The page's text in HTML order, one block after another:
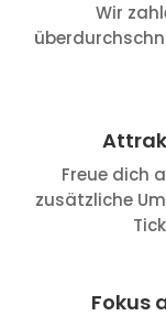
Wir
Freue dich
zusätzliche
Fokus